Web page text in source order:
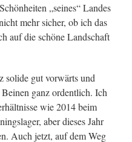
„seines“ Landes
mehr sicher, ob ich das
auf die schöne Landschaft
solide gut vorwärts und
ganz ordentlich. Ich
wie 2014 beim
aber dieses Jahr
Auch jetzt, auf dem Weg